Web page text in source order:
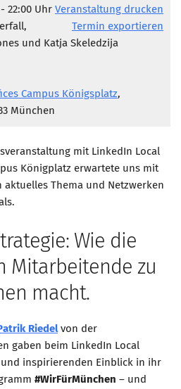
Veranstaltung drucken
Termin exportieren
22:00 Uhr
und Katja Skeledzija
Campus Königsplatz,
München
mit LinkedIn Local
Königplatz erwartete uns mit
aktuelles Thema und Netzwerken
Wie die
Mitarbeitende zu
macht.
Riedel von der
gaben beim LinkedIn Local
inspirierenden Einblick in ihr
#WirFürMünchen – und